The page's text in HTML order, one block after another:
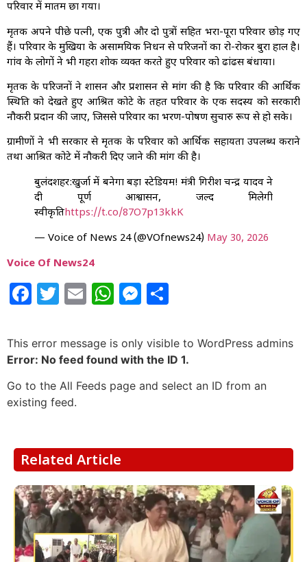
परिवार में मातम छा गया।
मृतक अपने पीछे पत्नी, एक पुत्री और दो पुत्रों सहित भरा-पूरा परिवार छोड़ गए
हैं। परिवार के मुखिया के असामयिक निधन से परिजनों का रो-रोकर बुरा हाल है।
गांव के लोगों ने भी गहरा शोक व्यक्त करते हुए परिवार को ढांढस बंधाया।
मृतक के परिजनों ने शासन और प्रशासन से मांग की है कि परिवार की आर्थिक
स्थिति को देखते हुए आश्रित कोटे के तहत परिवार के एक सदस्य को सरकारी
नौकरी प्रदान की जाए, जिससे परिवार का भरण-पोषण सुचारु रूप से हो सके।
ग्रामीणों ने भी सरकार से मृतक के परिवार को आर्थिक सहायता उपलब्ध कराने
तथा आश्रित कोटे में नौकरी दिए जाने की मांग की है।
बुलंदशहर:खुर्जा में बनेगा बड़ा स्टेडियम! मंत्री गिरीश चन्द्र यादव ने
दी पूर्ण आश्वासन, जल्द मिलेगी
स्वीकृतिhttps://t.co/87O7p13kkK
— Voice of News 24 (@VOfnews24) May 30, 2026
Voice Of News24
Facebook
Twitter
EmailWhatsApp
Messenger
This error message is only visible to WordPress admins
Error: No feed found with the ID 1.
Go to the All Feeds page and select an ID from an
existing feed.
Related Article